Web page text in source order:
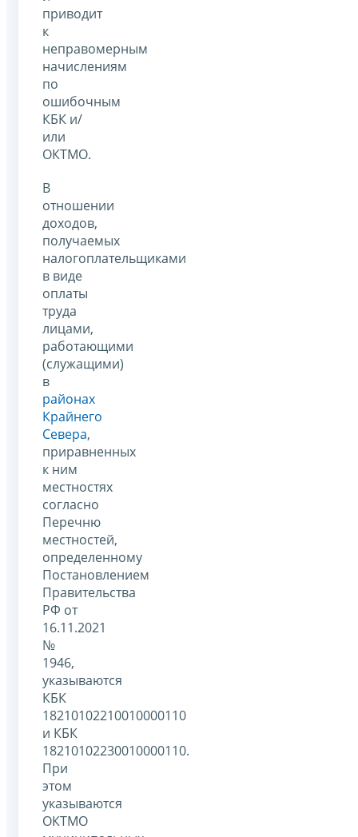
приводит
к
неправомерным
начислениям
по
ошибочным
КБК и/
или
ОКТМО.
В
отношении
доходов,
получаемых
налогоплательщиками
в виде
оплаты
труда
лицами,
работающими
(служащими)
в
районах
Крайнего
Севера,
приравненных
к ним
местностях
согласно
Перечню
местностей,
определенному
Постановлением
Правительства
РФ от
16.11.2021
№
1946,
указываются
КБК
18210102210010000110
и КБК
18210102230010000110.
При
этом
указываются
ОКТМО